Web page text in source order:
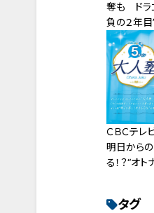
奪も ドラ
負の２年
ＣＢＣテレ
明日からの
る！？“オ
タグ